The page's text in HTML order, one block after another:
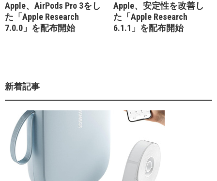
Apple、AirPods Pro 3をし
た「Apple Research
7.0.0」を配布開始
Apple、安定性を改善し
た「Apple Research
6.1.1」を配布開始
新着記事